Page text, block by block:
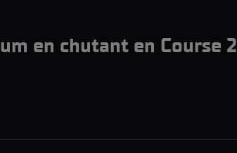
en chutant en Course 2